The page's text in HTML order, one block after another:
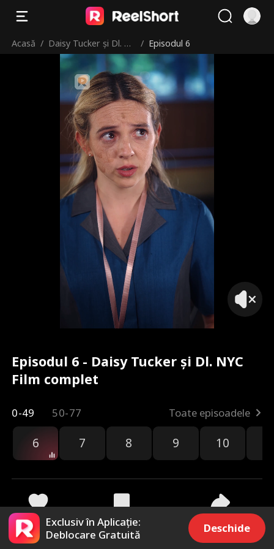
Acasă / Daisy Tucker și Dl. NY
/ Episodul 6
Episodul 6 - Daisy Tucker și Dl. NYC
Film complet
0-49 50-77 Toate episoadele
6 7 8 9 10
2.4k 6.1k Distribuie
Exclusiv în Aplicație:
Deblocare Gratuită
Deschide